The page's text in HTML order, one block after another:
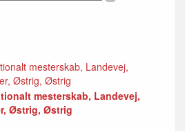
mesterskab, Landevej,
Østrig, Østrig
mesterskab, Landevej,
Østrig, Østrig